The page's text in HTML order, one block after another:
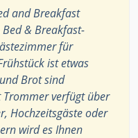
and Breakfast
& Breakfast-
für
ist etwas
Brot sind
verfügt über
Hochzeitsgäste oder
wird es Ihnen